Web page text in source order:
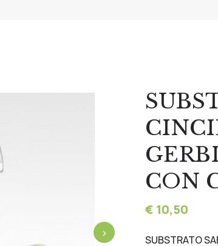
›
CON
€ 10,50
SUBSTRATO